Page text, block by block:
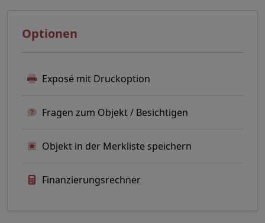
Optionen
Exposé mit Druckoption
Fragen zum Objekt / Besichtigen
Objekt in der Merkliste speichern
Finanzierungsrechner